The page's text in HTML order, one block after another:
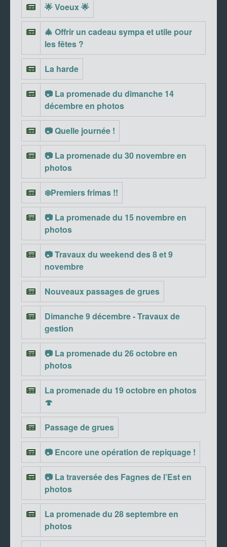
🌟 Voeux 🌟
🎄 Offrir un cadeau sympa et utile pour
les fêtes ?
La harde
📷 La promenade du dimanche 14
décembre en photos
📷 Quelle journée !
📷 La promenade du 30 novembre en
photos
❄️Premiers frimas !!
📷 La promenade du 15 novembre en
photos
📷 Travaux du weekend des 8 et 9
novembre
Nouveaux passages de grues
Dimanche 9 décembre - Travaux de
gestion
📷 La promenade du 26 octobre en
photos
La promenade du 19 octobre en photos
🍄
Passage de grues
📷 Encore une opération de repiquage !
📷 La traversée des Fagnes de l’Est en
photos
La promenade du 28 septembre en
photos